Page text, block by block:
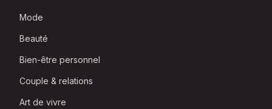
Mode
Beauté
Bien-être personnel
Couple & relations
Art de vivre